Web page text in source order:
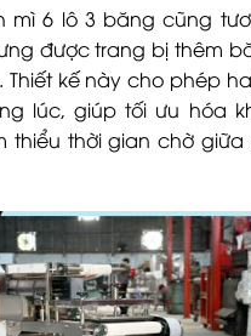
mì 6 lô 3 băng cũng
được trang bị thêm
kế này cho phép
lúc, giúp tối ưu hóa
thiểu thời gian chờ